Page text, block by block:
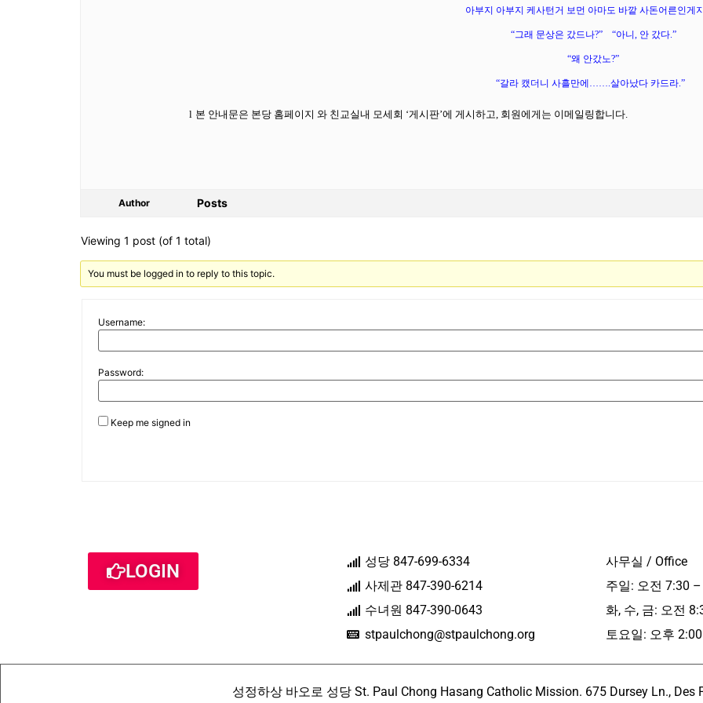
아부지 아부지 케사턴거 보먼 아마도 바깥 사돈어른인게
“그래 문상은 갔드나?” “아니 안 갔다.”
“왜 안갔노?”
“갈라 캤더니 사흘만에 살아났다 카드라.”
l 본 안내문은 본당 홈페이지 와 친교실내 모세회 ‘게시판’에 게시하고 회원에게는 이메일링합니다
Author Posts
Viewing 1 post (of 1 total)
You must be logged in to reply to this topic.
Username:
Password:
Keep me signed in
LOGIN
성당 847-699-6334
사제관 847-390-6214
수녀원 847-390-0643
stpaulchong@stpaulchong.org
사무실 / Office
주일: 오전 7:30
화, 수, 금: 오전
토요일: 오후
성정하상 바오로 성당 St. Paul Chong Hasang Catholic Mission. 675 Dursey Ln., Des